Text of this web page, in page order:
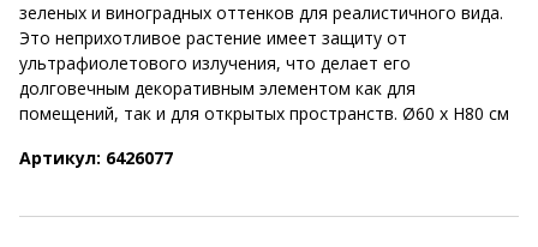
зеленых и виноградных оттенков для реалистичного вида.
Это неприхотливое растение имеет защиту от
ультрафиолетового излучения, что делает его
долговечным декоративным элементом как для
помещений, так и для открытых пространств. Ø60 x H80 см
Артикул: 6426077